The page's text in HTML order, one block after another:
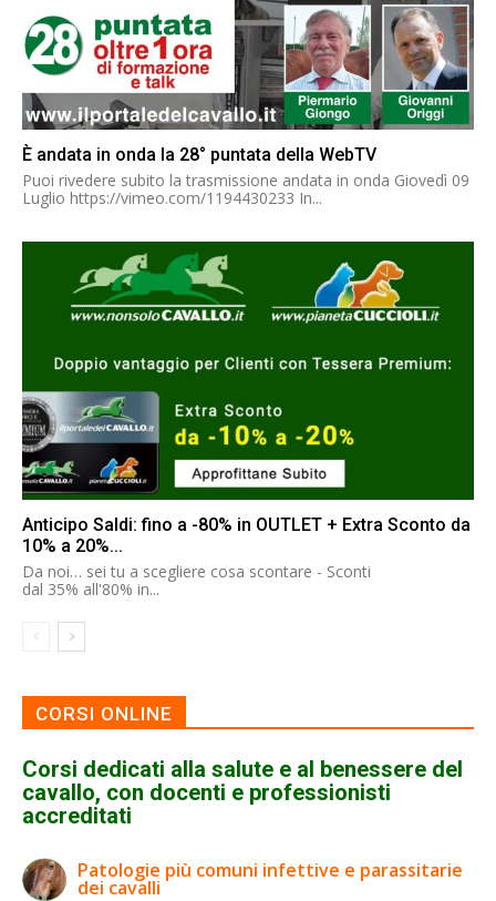
È andata in onda la 28° puntata della WebTV
Puoi rivedere subito la trasmissione andata in onda Giovedì 09
Luglio https://vimeo.com/1194430233 In...
Anticipo Saldi: fino a -80% in OUTLET + Extra Sconto da
10% a 20%...
Da noi… sei tu a scegliere cosa scontare - Sconti
dal 35% all'80% in...
CORSI ONLINE
Corsi dedicati alla salute e al benessere del
cavallo, con docenti e professionisti
accreditati
Patologie più comuni infettive e parassitarie
dei cavalli